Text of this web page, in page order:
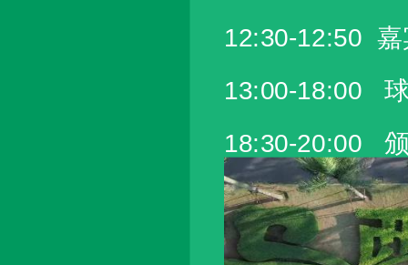
12:30-12:50 嘉
13:00-18:00
18:30-20:00